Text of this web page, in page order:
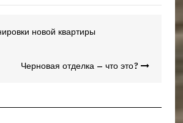
новой квартиры
Черновая отделка – что это?